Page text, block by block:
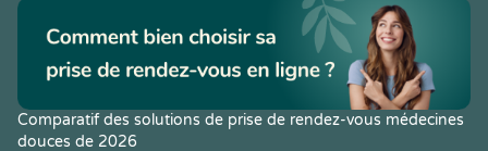
Comparatif des solutions de prise de rendez-vous médecines
douces de 2026